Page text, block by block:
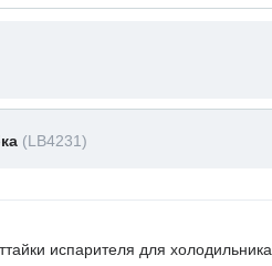
(LB4231)
испарителя для холодильника.